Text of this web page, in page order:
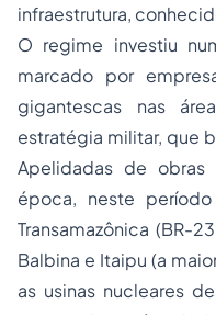
infraestrutura,
O regime investiu
marcado por
gigantescas nas
estratégia militar, que
Apelidadas de obras
época, neste
Transamazônica (BR-
Balbina e Itaipu (a
as usinas nucleares